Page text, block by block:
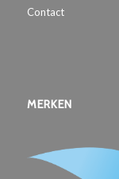
Contact
MERKEN